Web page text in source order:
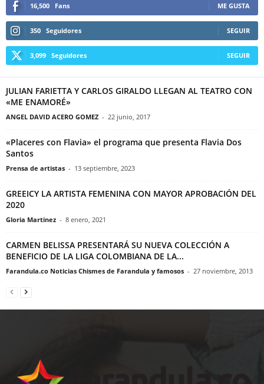
16,500 Fans ME GUSTA
350 Seguidores SEGUIR
3,099 Seguidores SEGUIR
JULIAN FARIETTA Y CARLOS GIRALDO LLEGAN AL TEATRO CON
«ME ENAMORÉ»
ANGEL DAVID ACERO GOMEZ - 22 junio, 2017
«Placeres con Flavia» el programa que presenta Flavia Dos
Santos
Prensa de artistas - 13 septiembre, 2023
GREEICY LA ARTISTA FEMENINA CON MAYOR APROBACIÓN DEL
2020
Gloria Martinez - 8 enero, 2021
CARMEN BELISSA PRESENTARÁ SU NUEVA COLECCIÓN A
BENEFICIO DE LA LIGA COLOMBIANA DE LA...
Farandula.co Noticias Chismes de Farandula y famosos - 27 noviembre, 2013